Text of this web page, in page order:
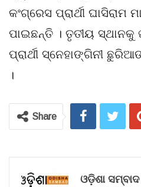
କଂଗ୍ରେସ ପ୍ରାର୍ଥୀ ଘାସିରାମ
ପାଇଛନ୍ତି । ତୃତୀୟ
ପ୍ରାର୍ଥୀ ସ୍ନେହାଙ୍ଗିନୀ
।
Share
ଓଡ଼ିଶା